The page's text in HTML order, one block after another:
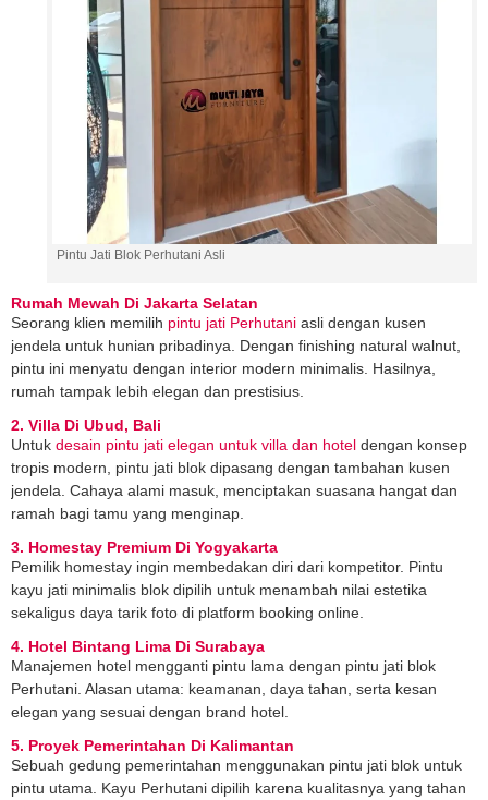
Pintu Jati Blok Perhutani Asli
Rumah Mewah Di Jakarta Selatan
Seorang klien memilih pintu jati Perhutani asli dengan kusen
jendela untuk hunian pribadinya. Dengan finishing natural walnut,
pintu ini menyatu dengan interior modern minimalis. Hasilnya,
rumah tampak lebih elegan dan prestisius.
2. Villa Di Ubud, Bali
Untuk desain pintu jati elegan untuk villa dan hotel dengan konsep
tropis modern, pintu jati blok dipasang dengan tambahan kusen
jendela. Cahaya alami masuk, menciptakan suasana hangat dan
ramah bagi tamu yang menginap.
3. Homestay Premium Di Yogyakarta
Pemilik homestay ingin membedakan diri dari kompetitor. Pintu
kayu jati minimalis blok dipilih untuk menambah nilai estetika
sekaligus daya tarik foto di platform booking online.
4. Hotel Bintang Lima Di Surabaya
Manajemen hotel mengganti pintu lama dengan pintu jati blok
Perhutani. Alasan utama: keamanan, daya tahan, serta kesan
elegan yang sesuai dengan brand hotel.
5. Proyek Pemerintahan Di Kalimantan
Sebuah gedung pemerintahan menggunakan pintu jati blok untuk
pintu utama. Kayu Perhutani dipilih karena kualitasnya yang tahan